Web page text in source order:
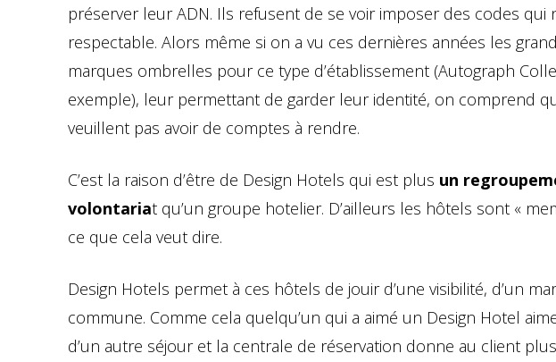
préserver leur ADN. Ils refusent de se voir imposer des codes qui
respectable. Alors même si on a vu ces dernières années les
marques ombrelles pour ce type d’établissement (Autograph
exemple), leur permettant de garder leur identité, on comprend
veuillent pas avoir de comptes à rendre.
C’est la raison d’être de Design Hotels qui est plus un
volontariat qu’un groupe hotelier. D’ailleurs les hôtels sont «
ce que cela veut dire.
Design Hotels permet à ces hôtels de jouir d’une visibilité, d’un
commune. Comme cela quelqu’un qui a aimé un Design Hotel
d’un autre séjour et la centrale de réservation donne au client